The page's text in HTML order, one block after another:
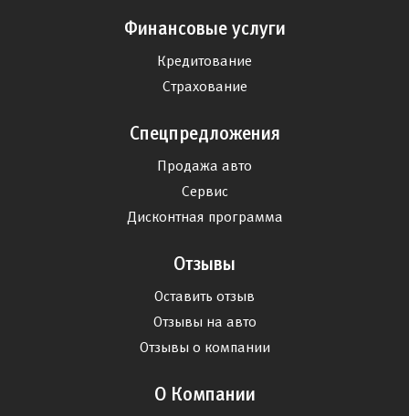
Финансовые услуги
Кредитование
Страхование
Спецпредложения
Продажа авто
Сервис
Дисконтная программа
Отзывы
Оставить отзыв
Отзывы на авто
Отзывы о компании
О Компании